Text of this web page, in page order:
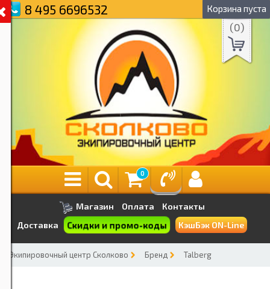
8 495 6696532 Корзина пуста
(0)
0
Магазин Оплата
Контакты
Доставка
Скидки и промо-коды КэшБэк ON-Line
Экипировочный центр Сколково Бренд Talberg